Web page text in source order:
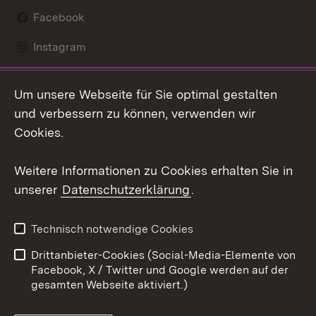
Facebook
Instagram
Mastodon
Youtube
Kontakt
Datenschutz
Barrierefreiheit
Impressum Cookies
Um unsere Webseite für Sie optimal gestalten
und verbessern zu können, verwenden wir
Cookies.
Weitere Informationen zu Cookies erhalten Sie in
unserer Datenschutzerklärung.
Technisch notwendige Cookies
Drittanbieter-Cookies (Social-Media-Elemente von
Facebook, X / Twitter und Google werden auf der
gesamten Webseite aktiviert.)